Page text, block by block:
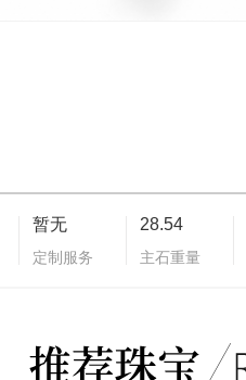
暂无
定制服务
28.54
主石重量